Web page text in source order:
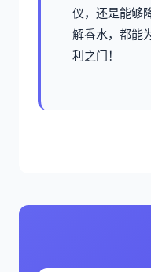
仪，还是能够
解香水，都能
利之门！